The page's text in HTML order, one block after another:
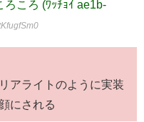
ころ (ﾜｯﾁｮｲ ae1b-
アライトのように実装
にされる